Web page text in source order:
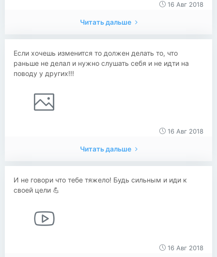
16 Авг 2018
Читать дальше
Если хочешь изменится то должен делать то, что
раньше не делал и нужно слушать себя и не идти на
поводу у других!!!
16 Авг 2018
Читать дальше
И не говори что тебе тяжело! Будь сильным и иди к
своей цели 💪
16 Авг 2018